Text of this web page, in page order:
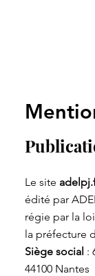
Le site
édité par
régie par la
la préfecture
Siège social :
44100 Nantes